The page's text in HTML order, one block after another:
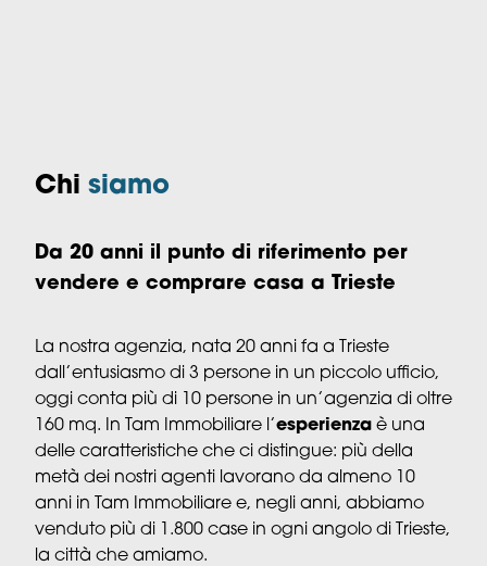
Chi siamo
Da 20 anni il punto di riferimento per
vendere e comprare casa a Trieste
La nostra agenzia, nata 20 anni fa a Trieste
dall’entusiasmo di 3 persone in un piccolo ufficio,
oggi conta più di 10 persone in un’agenzia di oltre
160 mq. In Tam Immobiliare l’esperienza è una
delle caratteristiche che ci distingue: più della
metà dei nostri agenti lavorano da almeno 10
anni in Tam Immobiliare e, negli anni, abbiamo
venduto più di 1.800 case in ogni angolo di Trieste,
la città che amiamo.